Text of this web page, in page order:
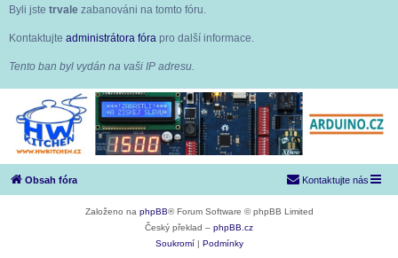
Byli jste trvale zabanováni na tomto fóru.
Kontaktujte administrátora fóra pro další informace.
Tento ban byl vydán na vaši IP adresu.
Obsah fóra Kontaktujte nás
Založeno na phpBB® Forum Software © phpBB Limited
Český překlad – phpBB.cz
Soukromí
Podmínky